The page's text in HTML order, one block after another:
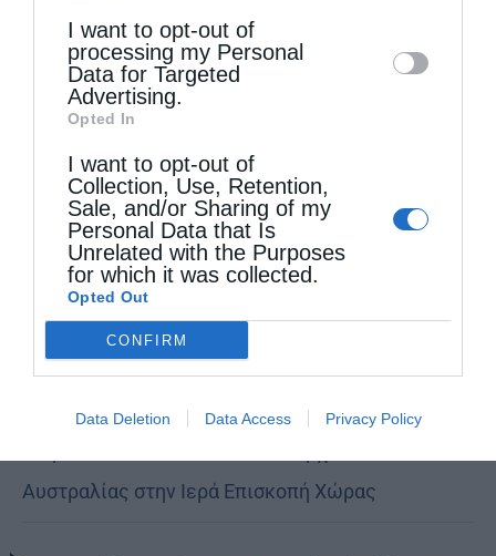
disclose it to other third parties.
I want to opt-out of
processing my Personal
Data for Targeted
Advertising.
Opted In
I want to opt-out of
Collection, Use, Retention,
Sale, and/or Sharing of my
Personal Data that Is
Unrelated with the Purposes
for which it was collected.
Opted Out
CONFIRM
Data Deletion Data Access Privacy Policy
Τελευταία άρθρα
Κακό και εκδίκηση
Αυστραλίας στην Ιερά Επισκοπή Χώρας